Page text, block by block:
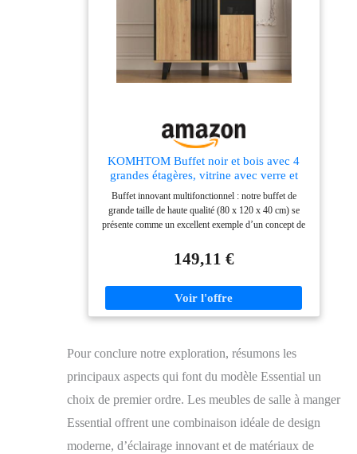
KOMHTOM Buffet noir et bois avec 4
grandes étagères, vitrine avec verre et
lumières LED, armoire multifonction
pour salon, chambre, couloir et salle à
manger (A)
Buffet innovant multifonctionnel : notre buffet de
grande taille de haute qualité (80 x 120 x 40 cm) se
présente comme un excellent exemple d’un concept de
placard multifonctionnel idéal dans les espaces de vie,
la salle à manger et la chambre, ainsi que dans la
et de finition élégante noire crée un minimalisme
moderne qui s'intègre parfaitement à tout style de
mélange unique de bandes et de pieds en bois noir,
que buffet élégant, il ajoute une touche distinctive à
n'importe quelle pièce, que ce soit dans le salon comme
de rangement pratique. Organisation flexible, divisions
polyvalentes pour une utilisation optimale : chacun de
149,11 €
Pour conclure notre exploration, résumons les
principaux aspects qui font du modèle Essential un
choix de premier ordre. Les meubles de salle à manger
Essential offrent une combinaison idéale de design
moderne, d’éclairage innovant et de matériaux de